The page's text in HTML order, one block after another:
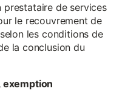
de services
le recouvrement de
les conditions de
la conclusion du
exemption